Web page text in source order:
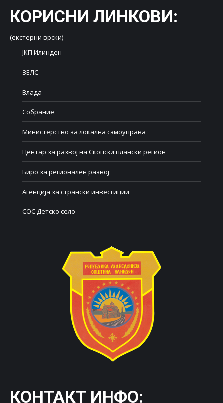
КОРИСНИ ЛИНКОВИ:
(екстерни врски)
ЈКП Илинден
ЗЕЛС
Влада
Собрание
Министерство за локална самоуправа
Центар за развој на Скопски плански регион
Биро за регионален развој
Агенција за странски инвестиции
СОС Детско село
КОНТАКТ ИНФО: